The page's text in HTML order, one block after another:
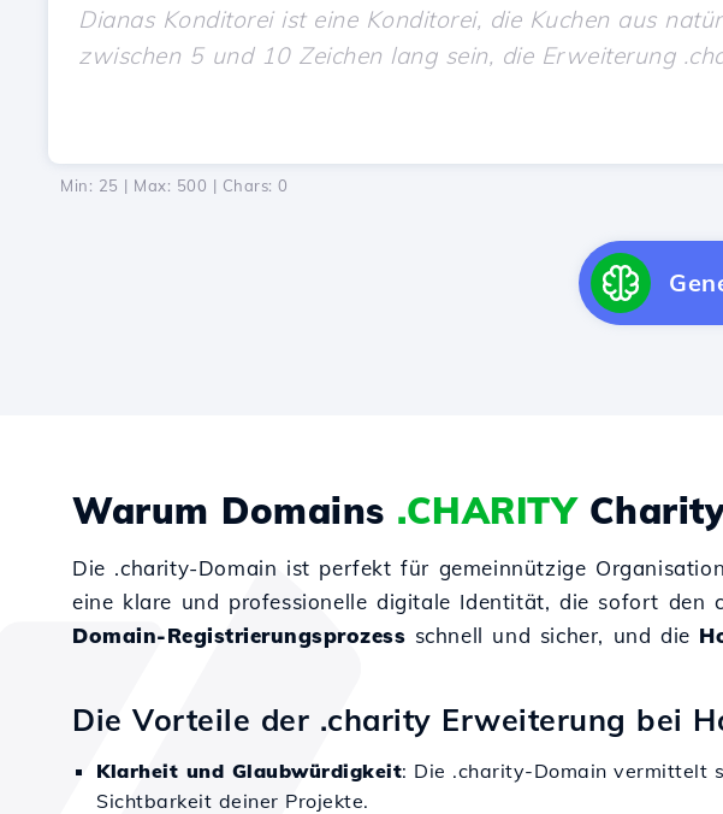
Min: 25 | Max: 500 | Chars: 0
Warum Domains .CHARITY
Die .charity-Domain ist perfekt für gemeinnützige
eine klare und professionelle digitale Identität, die sofort den
Domain-Registrierungsprozess schnell und sicher, und die
Die Vorteile der .charity Erweiterung bei
Klarheit und Glaubwürdigkeit: Die .charity-Domain vermittelt
Sichtbarkeit deiner Projekte.